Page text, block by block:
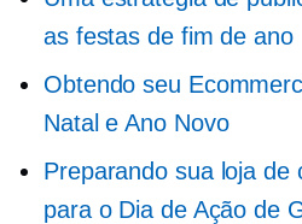
as festas de fim de ano
Obtendo seu
Natal e Ano Novo
Preparando sua loja de
para o Dia de Ação de